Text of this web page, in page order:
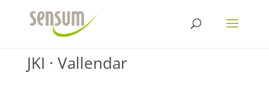
JKI · Vallendar